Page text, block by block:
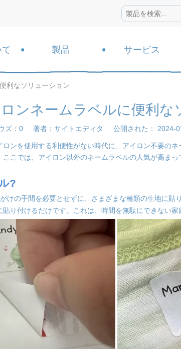
製品 サービス
利なソリューション
ンネームラベルに便利な
ズ： 0 著者：サイトエディタ 公開された： 2024-
ンを使用する利便性がない時代に、アイロン不要の
こでは、アイロン以外のネームラベルの人気が高ま
?
けの手間を必要とせずに、さまざまな種類の生地に
り付けるだけです。これは、時間を無駄にできない家